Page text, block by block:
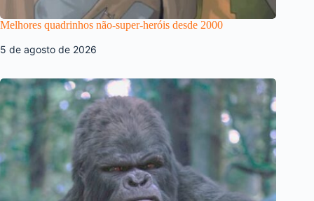
Melhores quadrinhos não-super-heróis desde 2000
5 de agosto de 2026